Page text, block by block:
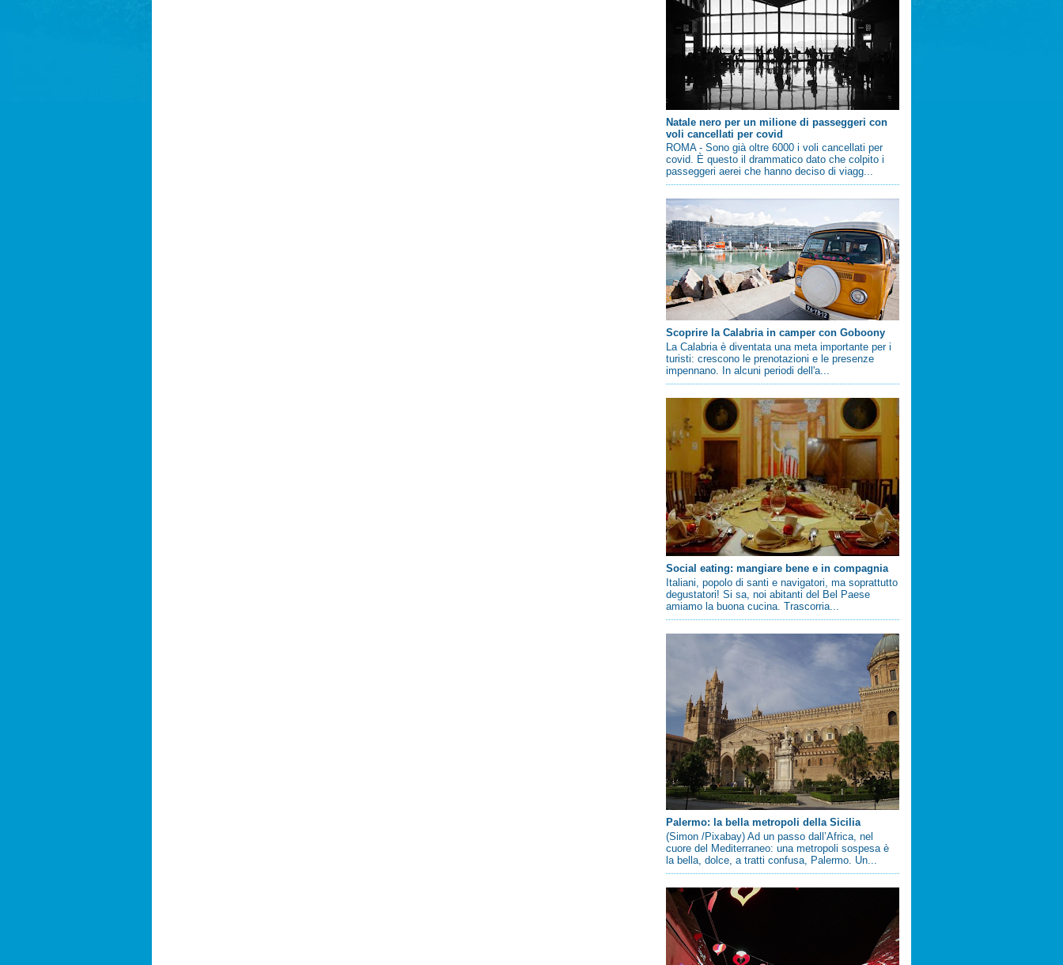
Natale nero per un milione di passeggeri con
voli cancellati per covid
ROMA - Sono già oltre 6000 i voli cancellati per
covid. È questo il drammatico dato che colpito i
passeggeri aerei che hanno deciso di viagg...
Scoprire la Calabria in camper con Goboony
La Calabria è diventata una meta importante per i
turisti: crescono le prenotazioni e le presenze
impennano. In alcuni periodi dell'a...
Social eating: mangiare bene e in compagnia
Italiani, popolo di santi e navigatori, ma soprattutto
degustatori! Si sa, noi abitanti del Bel Paese
amiamo la buona cucina. Trascorria...
Palermo: la bella metropoli della Sicilia
(Simon /Pixabay) Ad un passo dall’Africa, nel
cuore del Mediterraneo: una metropoli sospesa è
la bella, dolce, a tratti confusa, Palermo. Un...